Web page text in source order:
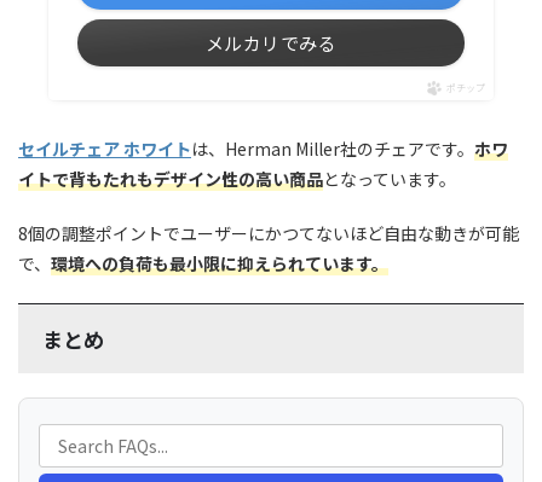
メルカリでみる
ポチップ
セイルチェア ホワイトは、Herman Miller社のチェアです。 ホワ
イトで背もたれもデザイン性の高い商品となっています。
8個の調整ポイントでユーザーにかつてないほど自由な動きが可能
で、 環境への負荷も最小限に抑えられています。
まとめ